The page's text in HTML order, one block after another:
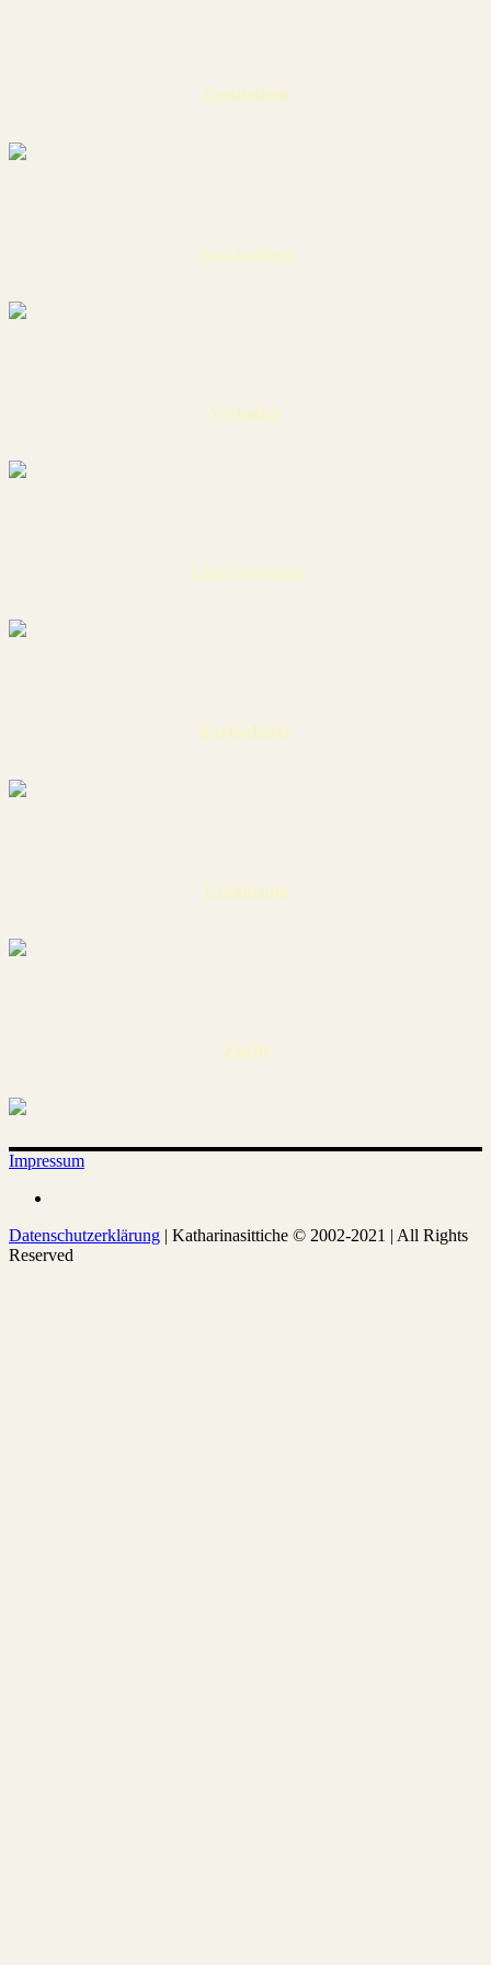
Gesundheit
Anschaffung
Verhalten
Unterbringung
Farbschläge
Ernährung
Zucht
Impressum
Datenschutzerklärung | Katharinasittiche © 2002-2021 | All Rights
Reserved